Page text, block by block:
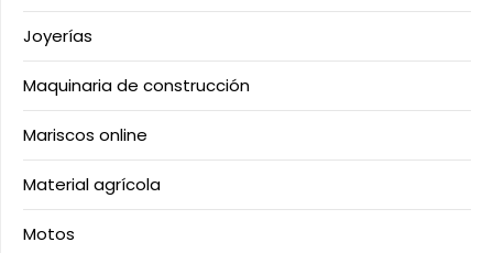
Joyerías
Maquinaria de construcción
Mariscos online
Material agrícola
Motos